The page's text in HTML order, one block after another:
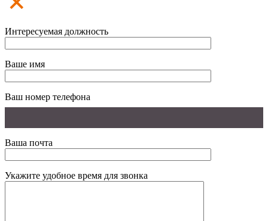
Интересуемая должность
Ваше имя
Ваш номер телефона
Ваша почта
Укажите удобное время для звонка